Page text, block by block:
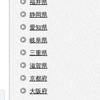
福井県
静岡県
愛知県
岐阜県
三重県
滋賀県
京都府
大阪府